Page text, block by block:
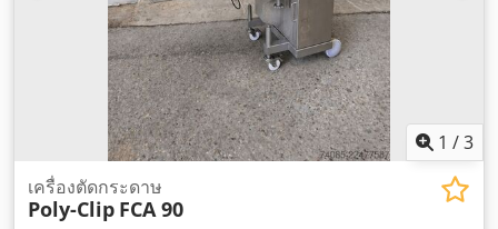
1 /3
เครื่องตัดกระดาษ
Poly-Clip FCA 90